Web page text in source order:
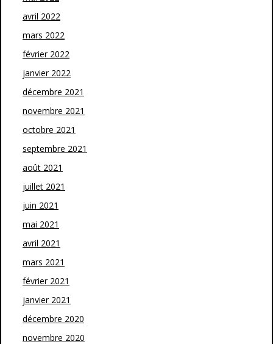
avril 2022
mars 2022
février 2022
janvier 2022
décembre 2021
novembre 2021
octobre 2021
septembre 2021
août 2021
juillet 2021
juin 2021
mai 2021
avril 2021
mars 2021
février 2021
janvier 2021
décembre 2020
novembre 2020